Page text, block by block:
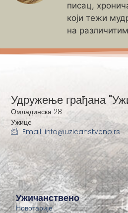
писац,
који тежи
на
Ужичанствено
Новотарије
Удружење грађана
Омладинска 28
Ужице
Email: info@uzicanstveno.rs